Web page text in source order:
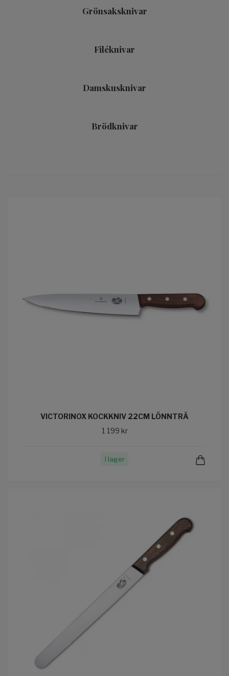
Grönsaksknivar
Filéknivar
Damskusknivar
Brödknivar
VICTORINOX KOCKKNIV 22CM LÖNNTRÄ
1 199 kr
I lager